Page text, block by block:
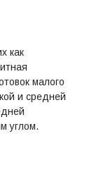
как
малого
и средней
углом.